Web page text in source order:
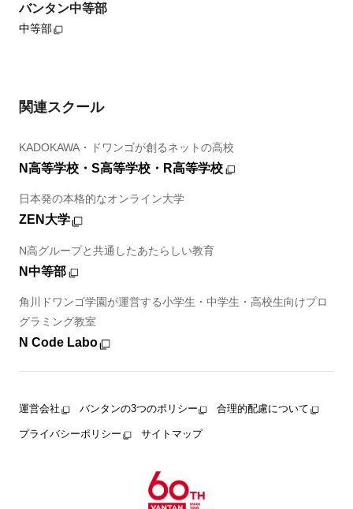
バンタン中等部
中等部
関連スクール
KADOKAWA・ドワンゴが創るネットの高校
N高等学校・S高等学校・R高等学校
日本発の本格的なオンライン大学
ZEN大学
N高グループと共通したあたらしい教育
N中等部
角川ドワンゴ学園が運営する小学生・中学生・高校生向けプロ
グラミング教室
N Code Labo
運営会社 バンタンの3つのポリシー 合理的配慮について
プライバシーポリシー サイトマップ